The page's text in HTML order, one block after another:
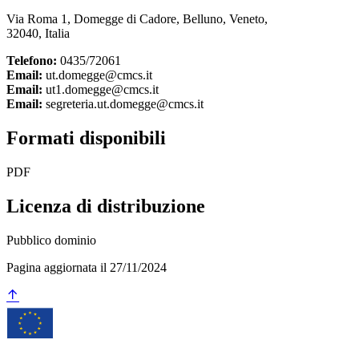
Via Roma 1, Domegge di Cadore, Belluno, Veneto,
32040, Italia
Telefono: 0435/72061
Email: ut.domegge@cmcs.it
Email: ut1.domegge@cmcs.it
Email: segreteria.ut.domegge@cmcs.it
Formati disponibili
PDF
Licenza di distribuzione
Pubblico dominio
Pagina aggiornata il 27/11/2024